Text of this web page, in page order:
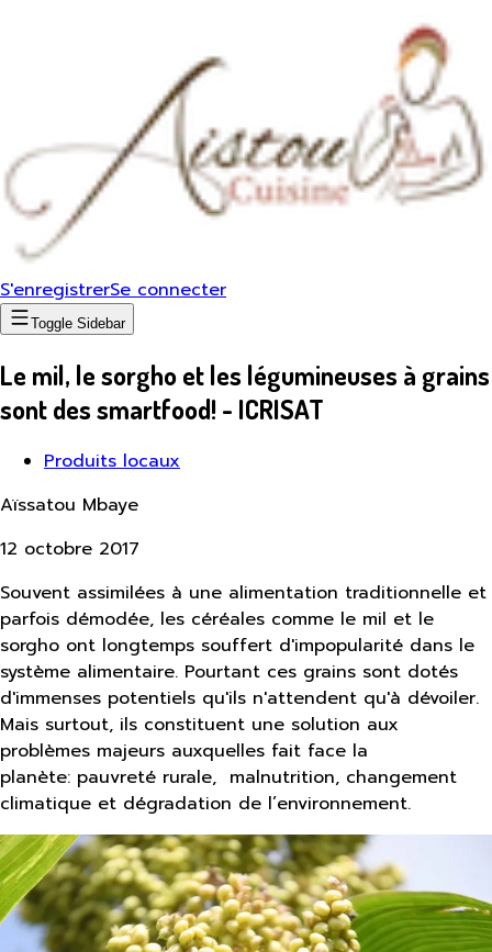
S'enregistrerSe connecter
Toggle Sidebar
Le mil, le sorgho et les légumineuses à grains
sont des smartfood! - ICRISAT
Produits locaux
Aïssatou Mbaye
12 octobre 2017
Souvent assimilées à une alimentation traditionnelle et
parfois démodée, les céréales comme le mil et le
sorgho ont longtemps souffert d'impopularité dans le
système alimentaire. Pourtant ces grains sont dotés
d'immenses potentiels qu'ils n'attendent qu'à dévoiler.
Mais surtout, ils constituent une solution aux
problèmes majeurs auxquelles fait face la
planète: pauvreté rurale, malnutrition, changement
climatique et dégradation de l’environnement.